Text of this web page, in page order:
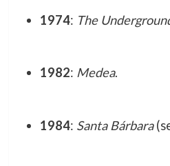
1974: The
1982: Medea.
1984: Santa Bárbara